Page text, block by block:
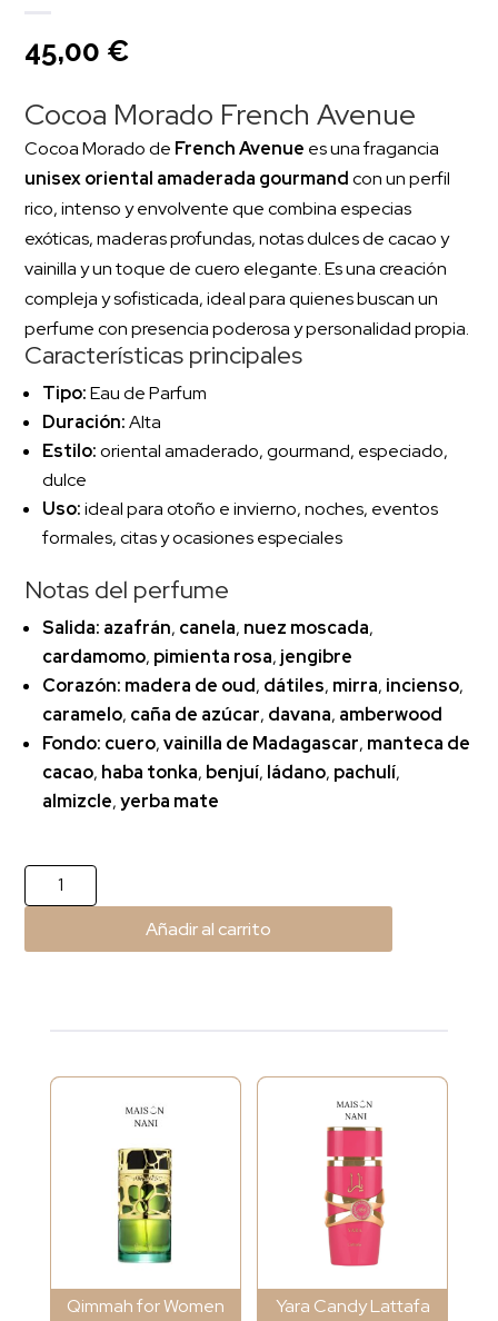
45,00 €
Cocoa Morado French Avenue
Cocoa Morado de French Avenue es una fragancia
unisex oriental amaderada gourmandcon un perfil
rico, intenso y envolvente que combina especias
exóticas, maderas profundas, notas dulces de cacao y
vainilla y un toque de cuero elegante. Es una creación
compleja y sofisticada, ideal para quienes buscan un
perfume con presencia poderosa y personalidad propia.
Características principales
Tipo:Eau de Parfum
Duración:Alta
Estilo:oriental amaderado, gourmand, especiado,
dulce
Uso:ideal para otoño e invierno, noches, eventos
formales, citas y ocasiones especiales
Notas del perfume
Salida: azafrán, canela, nuez moscada,
cardamomo, pimienta rosa, jengibre
Corazón: madera de oud, dátiles, mirra, incienso,
caramelo, caña de azúcar, davana, amberwood
Fondo: cuero,vainilla de Madagascar, manteca de
cacao, haba tonka, benjuí, ládano, pachulí,
almizcle,yerba mate
Cocoa
Morado
Añadir al carrito
Qimmah for Women Yara Candy Lattafa